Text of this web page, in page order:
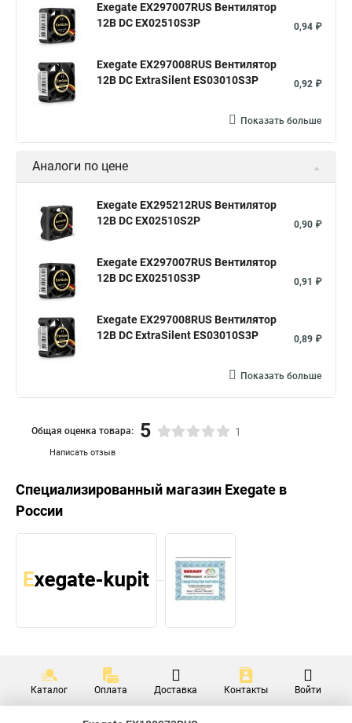
Exegate EX297007RUS Вентилятор
12В DC EX02510S3P
0,94 ₽
Exegate EX297008RUS Вентилятор
12В DC ExtraSilent ES03010S3P
0,92 ₽
Показать больше
Аналоги по цене
Exegate EX295212RUS Вентилятор
12В DC EX02510S2P
0,90 ₽
Exegate EX297007RUS Вентилятор
12В DC EX02510S3P
0,91 ₽
Exegate EX297008RUS Вентилятор
12В DC ExtraSilent ES03010S3P
0,89 ₽
Показать больше
Написать отзыв
Общая оценка товара: 5 1
Специализированный магазин Exegate в
России
Каталог Оплата Доставка Контакты Войти